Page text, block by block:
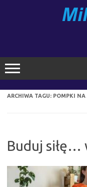
ARCHIWA TAGU: POMPKI NA
Buduj siłę…